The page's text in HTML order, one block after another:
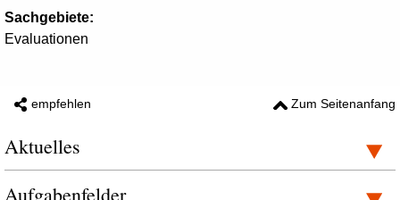
Sachgebiete:
Evaluationen
empfehlen Zum Seitenanfang
Aktuelles
Aufgabenfelder